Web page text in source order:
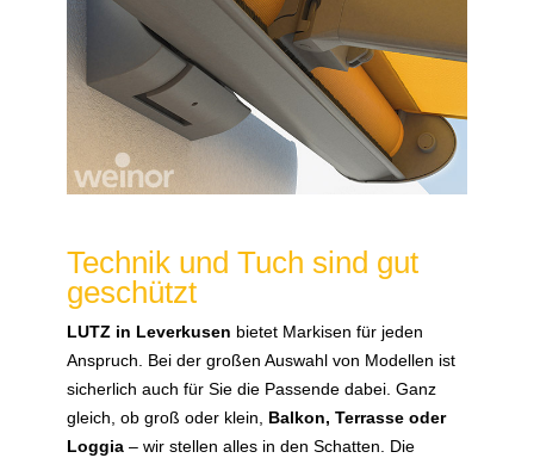
Technik und Tuch sind gut
geschützt
LUTZ in Leverkusen bietet Markisen für jeden
Anspruch. Bei der großen Auswahl von Modellen ist
sicherlich auch für Sie die Passende dabei. Ganz
gleich, ob groß oder klein, Balkon, Terrasse oder
Loggia – wir stellen alles in den Schatten. Die